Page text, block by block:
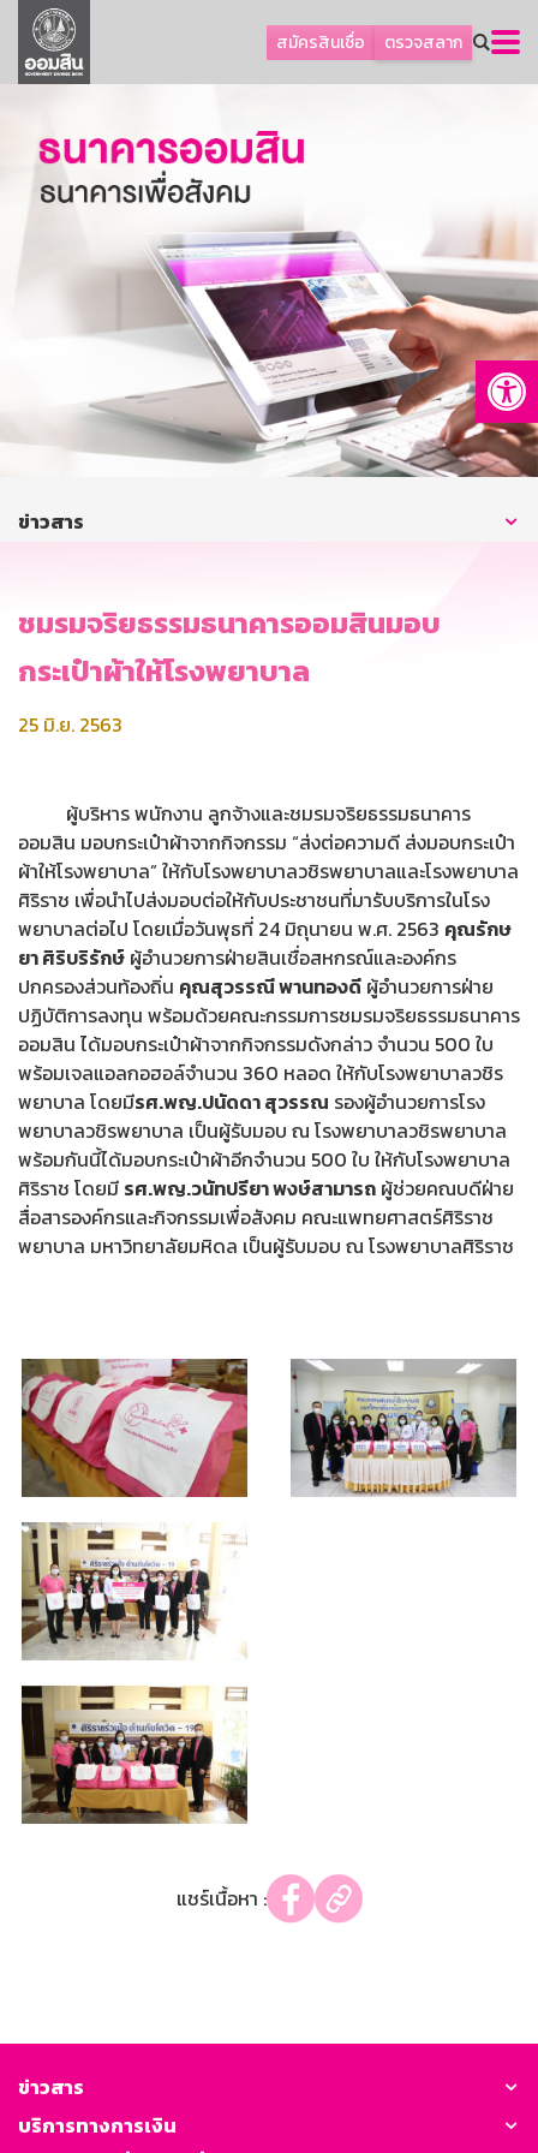
สมัครสินเชื่อ ตรวจสลาก
ลูกค้าธุรกิจ
ลูกค้าผู้ประกอบรายย่อย
ออมเพื่อสุข
เกี่ยวกับธนาคาร
การพัฒนาที่ยั่งยืน
บริการทางการเงิน
ติดต่อเรา
บริการออนไลน์
ข่าวสาร
ชมรมจริยธรรมธนาคารออมสินมอบ
กระเป๋าผ้าให้โรงพยาบาล
25 มิ.ย. 2563
ผู้บริหาร พนักงาน ลูกจ้างและชมรมจริยธรรมธนาคาร
ออมสิน มอบกระเป๋าผ้าจากกิจกรรม “ส่งต่อความดี ส่งมอบกระเป๋า
ผ้าให้โรงพยาบาล” ให้กับโรงพยาบาลวชิรพยาบาลและโรงพยาบาล
ศิริราช เพื่อนำไปส่งมอบต่อให้กับประชาชนที่มารับบริการในโรง
พยาบาลต่อไป โดยเมื่อวันพุธที่ 24 มิถุนายน พ.ศ. 2563 คุณรักษ
ยา ศิริบริรักษ์ ผู้อำนวยการฝ่ายสินเชื่อสหกรณ์และองค์กร
ปกครองส่วนท้องถิ่น คุณสุวรรณี พานทองดี ผู้อำนวยการฝ่าย
ปฏิบัติการลงทุน พร้อมด้วยคณะกรรมการชมรมจริยธรรมธนาคาร
ออมสิน ได้มอบกระเป๋าผ้าจากกิจกรรมดังกล่าว จำนวน 500 ใบ
พร้อมเจลแอลกอฮอล์จำนวน 360 หลอด ให้กับโรงพยาบาลวชิร
พยาบาล โดยมีรศ.พญ.ปนัดดา สุวรรณ รองผู้อำนวยการโรง
พยาบาลวชิรพยาบาล เป็นผู้รับมอบ ณ โรงพยาบาลวชิรพยาบาล
พร้อมกันนี้ได้มอบกระเป๋าผ้าอีกจำนวน 500 ใบ ให้กับโรงพยาบาล
ศิริราช โดยมี รศ.พญ.วนัทปรียา พงษ์สามารถ ผู้ช่วยคณบดีฝ่าย
สื่อสารองค์กรและกิจกรรมเพื่อสังคม คณะแพทยศาสตร์ศิริราช
พยาบาล มหาวิทยาลัยมหิดล เป็นผู้รับมอบ ณ โรงพยาบาลศิริราช
แชร์เนื้อหา :
ข่าวสาร
บริการทางการเงิน